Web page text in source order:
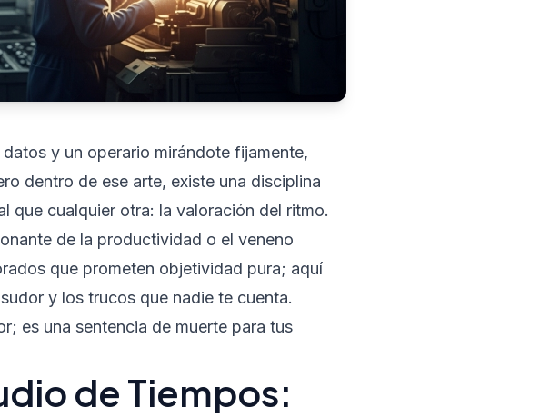
y un operario mirándote fijamente,
dentro de ese arte, existe una disciplina
que cualquier otra: la valoración del ritmo.
de la productividad o el veneno
que prometen objetividad pura; aquí
y los trucos que nadie te cuenta.
es una sentencia de muerte para tus
de Tiempos: